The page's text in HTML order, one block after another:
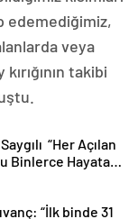
edemediğimiz,
veya
takibi
“Her Açılan
Binlerce Hayata
“İlk binde 31